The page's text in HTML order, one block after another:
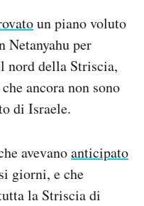
un piano voluto
per
nord della Striscia,
ancora non sono
di Israele.
avevanoanticipato
giorni, e che
la Striscia di